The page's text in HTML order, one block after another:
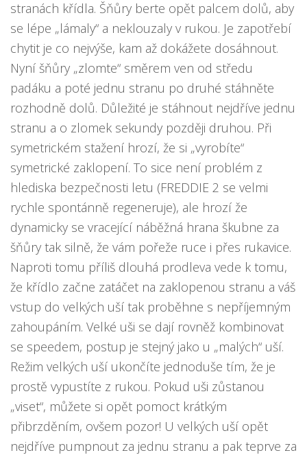
stranách křídla. Šňůry berte opět palcem dolů, aby
se lépe „lámaly“ a neklouzaly v rukou. Je zapotřebí
chytit je co nejvýše, kam až dokážete dosáhnout.
Nyní šňůry „zlomte“ směrem ven od středu
padáku a poté jednu stranu po druhé stáhněte
rozhodně dolů. Důležité je stáhnout nejdříve jednu
stranu a o zlomek sekundy později druhou. Při
symetrickém stažení hrozí, že si „vyrobíte“
symetrické zaklopení. To sice není problém z
hlediska bezpečnosti letu (FREDDIE 2 se velmi
rychle spontánně regeneruje), ale hrozí že
dynamicky se vracející náběžná hrana škubne za
šňůry tak silně, že vám pořeže ruce i přes rukavice.
Naproti tomu příliš dlouhá prodleva vede k tomu,
že křídlo začne zatáčet na zaklopenou stranu a váš
vstup do velkých uší tak proběhne s nepříjemným
zahoupáním. Velké uši se dají rovněž kombinovat
se speedem, postup je stejný jako u „malých“ uší.
Režim velkých uší ukončíte jednoduše tím, že je
prostě vypustíte z rukou. Pokud uši zůstanou
„viset“, můžete si opět pomoct krátkým
přibrzděním, ovšem pozor! U velkých uší opět
nejdříve pumpnout za jednu stranu a pak teprve za